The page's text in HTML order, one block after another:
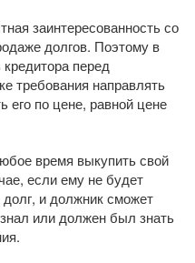
заинтересованность со
долгов. Поэтому в
перед
требования направлять
его по цене, равной цене
время выкупить свой
если ему не будет
и должник сможет
или должен был знать